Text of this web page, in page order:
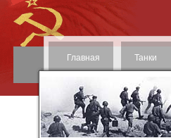
Главная Танки